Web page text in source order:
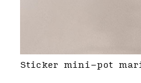
Sticker mini-pot